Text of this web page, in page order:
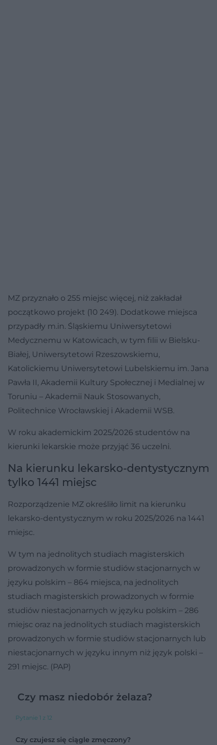
MZ przyznało o 255 miejsc więcej, niż zakładał
początkowo projekt (10 249). Dodatkowe miejsca
przypadły m.in. Śląskiemu Uniwersytetowi
Medycznemu w Katowicach, w tym filii w Bielsku-
Białej, Uniwersytetowi Rzeszowskiemu,
Katolickiemu Uniwersytetowi Lubelskiemu im. Jana
Pawła II, Akademii Kultury Społecznej i Medialnej w
Toruniu – Akademii Nauk Stosowanych,
Politechnice Wrocławskiej i Akademii WSB.
W roku akademickim 2025/2026 studentów na
kierunki lekarskie może przyjąć 36 uczelni.
Na kierunku lekarsko-dentystycznym
tylko 1441 miejsc
Rozporządzenie MZ określiło limit na kierunku
lekarsko-dentystycznym w roku 2025/2026 na 1441
miejsc.
W tym na jednolitych studiach magisterskich
prowadzonych w formie studiów stacjonarnych w
języku polskim – 864 miejsca, na jednolitych
studiach magisterskich prowadzonych w formie
studiów niestacjonarnych w języku polskim – 286
miejsc oraz na jednolitych studiach magisterskich
prowadzonych w formie studiów stacjonarnych lub
niestacjonarnych w języku innym niż język polski –
291 miejsc. (PAP)
Czy masz niedobór żelaza?
Pytanie 1 z 12
Czy czujesz się ciągle zmęczony?